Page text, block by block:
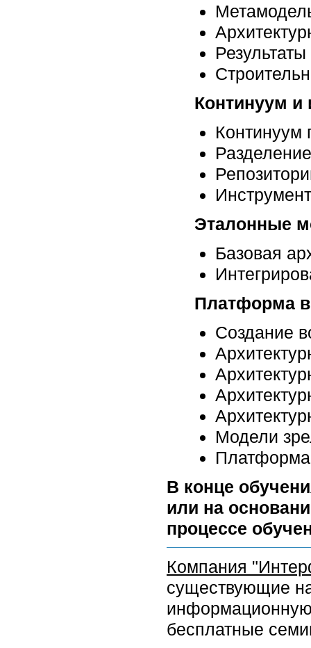
Континуум и
Континуум
Эталонные
Базовая
Платформа
Создание
Модели
Платформа
В конце
или на
процессе
Компания
существующие
информационную
бесплатные